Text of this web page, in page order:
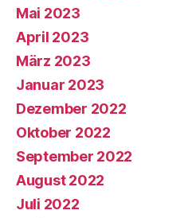
Mai 2023
April 2023
März 2023
Januar 2023
Dezember 2022
Oktober 2022
September 2022
August 2022
Juli 2022